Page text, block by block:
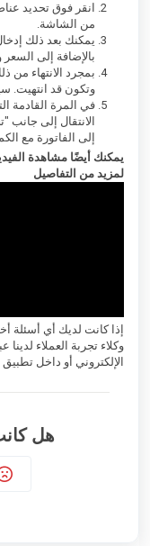
انقر فوق تحديد
من الشاشة.
يمكنك بعد ذلك
بالإضافة إلى السعر
بمجرد الانتهاء من
وتكون قد انتهيت.
في المرة القادمة
الانتقال إلى جانب
إلى الفاتورة مع
يمكنك أيضًا مشاهدة
لمزيد من التفاصيل
إذا كانت لديك أي أسئلة
وكلاء تجربة العملاء
الإلكتروني أو داخل تطبيق goCollect!
هل